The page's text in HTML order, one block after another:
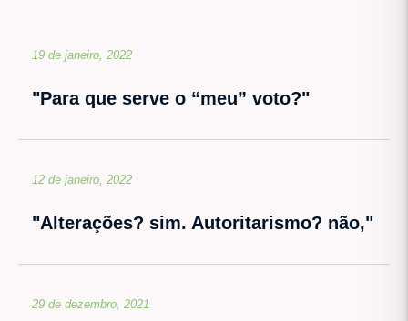
19 de janeiro, 2022
"Para que serve o “meu” voto?"
12 de janeiro, 2022
"Alterações? sim. Autoritarismo? não,"
29 de dezembro, 2021